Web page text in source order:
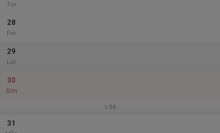
Tor
28
Fre
29
Lör
30
Sön
v.36
31